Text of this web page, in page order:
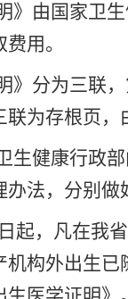
》由国家卫
用。
》分为三联
为存根页
生健康行政
法，分别
起，凡在我
机构外出生